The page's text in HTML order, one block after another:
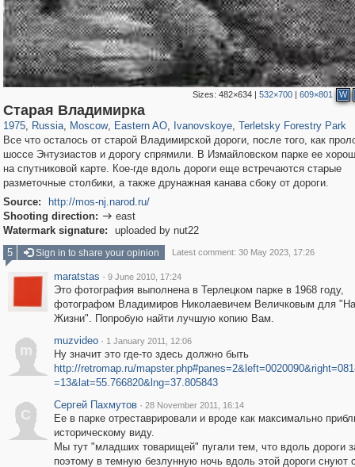
Sizes: 482×634| 532×700| 609×801 W
Старая Владимирка
1975, Russia
1,406,501 29,243
, Moscow
319,780 8,286
, Eastern AO
20,925 306
, Ivanovskoye, Terletsky Forestry Park
Все что осталось от старой Владимирской дороги, после того, как
шоссе Энтузиастов и дорогу спрямили. В Измайловском парке ее
на спутниковой карте. Кое-где вдоль дороги еще встречаются старые
разметочные столбики, а также друнажная канава сбоку от дороги.
Source:
http://mos-nj.narod.ru/
Shooting direction:  east
Watermark signature:
uploaded by nut22
5
Sign in to share your opinion Latest comment: 30 May 2023, 17:26
maratstas · 9 June 2010, 17:24
Это фотография выполнена в Терлецком парке в 1968 году,
фотографом Владимиров Николаевичем Величковым для
Жизни". Попробую найти лучшую копию Вам.
m
muzvideo · 1 January 2011, 12:06
Ну значит это где-то здесь должно быть
http://retromap.ru/
=13&lat=55.766820&lng=37.805843
С
Сергей Пахмутов · 28 November 2011, 16:14
Ее в парке отреставрировали и вроде как максимально
историческому виду.
Мы тут "младших товарищей" пугали тем, что вдоль дороги
поэтому в темную безлунную ночь вдоль этой дороги снуют